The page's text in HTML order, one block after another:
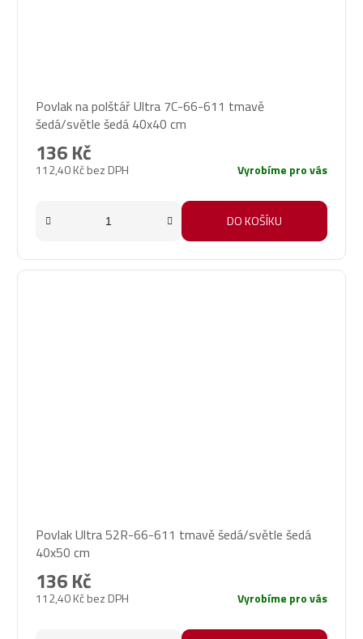
Povlak na polštář Ultra 7C-66-611 tmavě
šedá/světle šedá 40x40 cm
112,40 Kč bez DPH
136 Kč
Vyrobíme pro vás
DO KOŠÍKU
Povlak Ultra 52R-66-611 tmavě šedá/světle šedá
40x50 cm
112,40 Kč bez DPH
136 Kč
Vyrobíme pro vás